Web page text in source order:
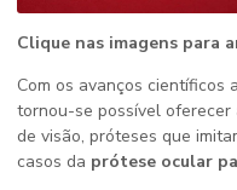
Clique nas imagens para
Com os avanços científicos
tornou-se possível oferecer
de visão, próteses que
casos da prótese ocular